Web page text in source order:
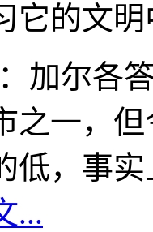
它的文
加尔各
之一，
低，事
...